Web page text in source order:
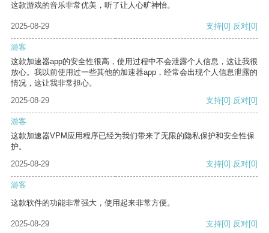
这款游戏的音乐非常优美，听了让人心旷神怡。
2025-08-29 支持[0] 反对[0]
游客
这款加速器app的安全性很高，使用过程中不会泄露个人信息，这让我很
放心。我以前使用过一些其他的加速器app，经常会出现个人信息泄露的
情况，这让我非常担心。
2025-08-29
支持[0] 反对[0]
游客
这款加速器VPM应用程序已经为我们带来了无限的隐私保护和安全性保
护。
2025-08-29
支持[0] 反对[0]
游客
这款软件的功能非常强大，使用起来非常方便。
2025-08-29 支持[0] 反对[0]